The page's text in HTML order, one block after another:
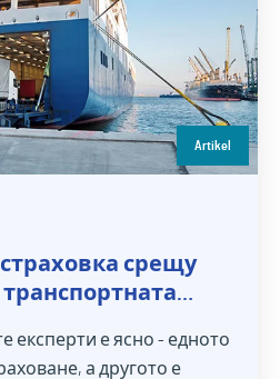
Artikel
срещу
експерти е ясно - едното
а другото е